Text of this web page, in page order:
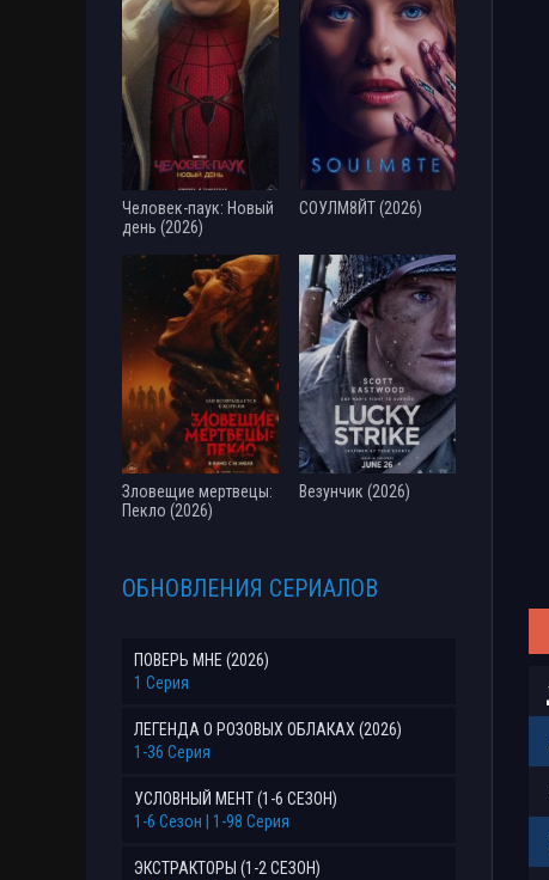
Человек-паук: Новый
день (2026)
СОУЛМ8ЙТ (2026)
Зловещие мертвецы:
Пекло (2026)
Везунчик (2026)
ОБНОВЛЕНИЯ СЕРИАЛОВ
ПОВЕРЬ МНЕ (2026)
1 Серия
ЛЕГЕНДА О РОЗОВЫХ ОБЛАКАХ (2026)
1-36 Серия
УСЛОВНЫЙ МЕНТ (1-6 СЕЗОН)
1-6 Сезон | 1-98 Серия
ЭКСТРАКТОРЫ (1-2 СЕЗОН)